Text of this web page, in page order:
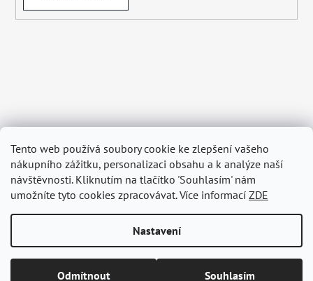
Tento web používá soubory cookie ke zlepšení vašeho
nákupního zážitku, personalizaci obsahu a k analýze naší
návštěvnosti. Kliknutím na tlačítko 'Souhlasím' nám
umožníte tyto cookies zpracovávat. Více informací ZDE
Nastavení
Odmítnout Souhlasím
Vytvořil Shoptet